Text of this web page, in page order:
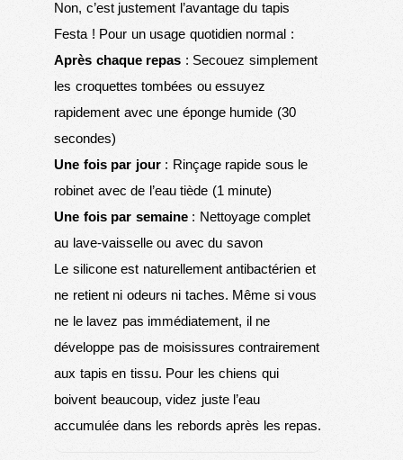
Non, c’est justement l’avantage du tapis
Festa ! Pour un usage quotidien normal :
Après chaque repas : Secouez simplement
les croquettes tombées ou essuyez
rapidement avec une éponge humide (30
secondes)
Une fois par jour: Rinçage rapide sous le
robinet avec de l’eau tiède (1 minute)
Une fois par semaine: Nettoyage complet
au lave-vaisselle ou avec du savon
Le silicone est naturellement antibactérien et
ne retient ni odeurs ni taches. Même si vous
ne le lavez pas immédiatement, il ne
développe pas de moisissures contrairement
aux tapis en tissu. Pour les chiens qui
boivent beaucoup, videz juste l’eau
accumulée dans les rebords après les repas.